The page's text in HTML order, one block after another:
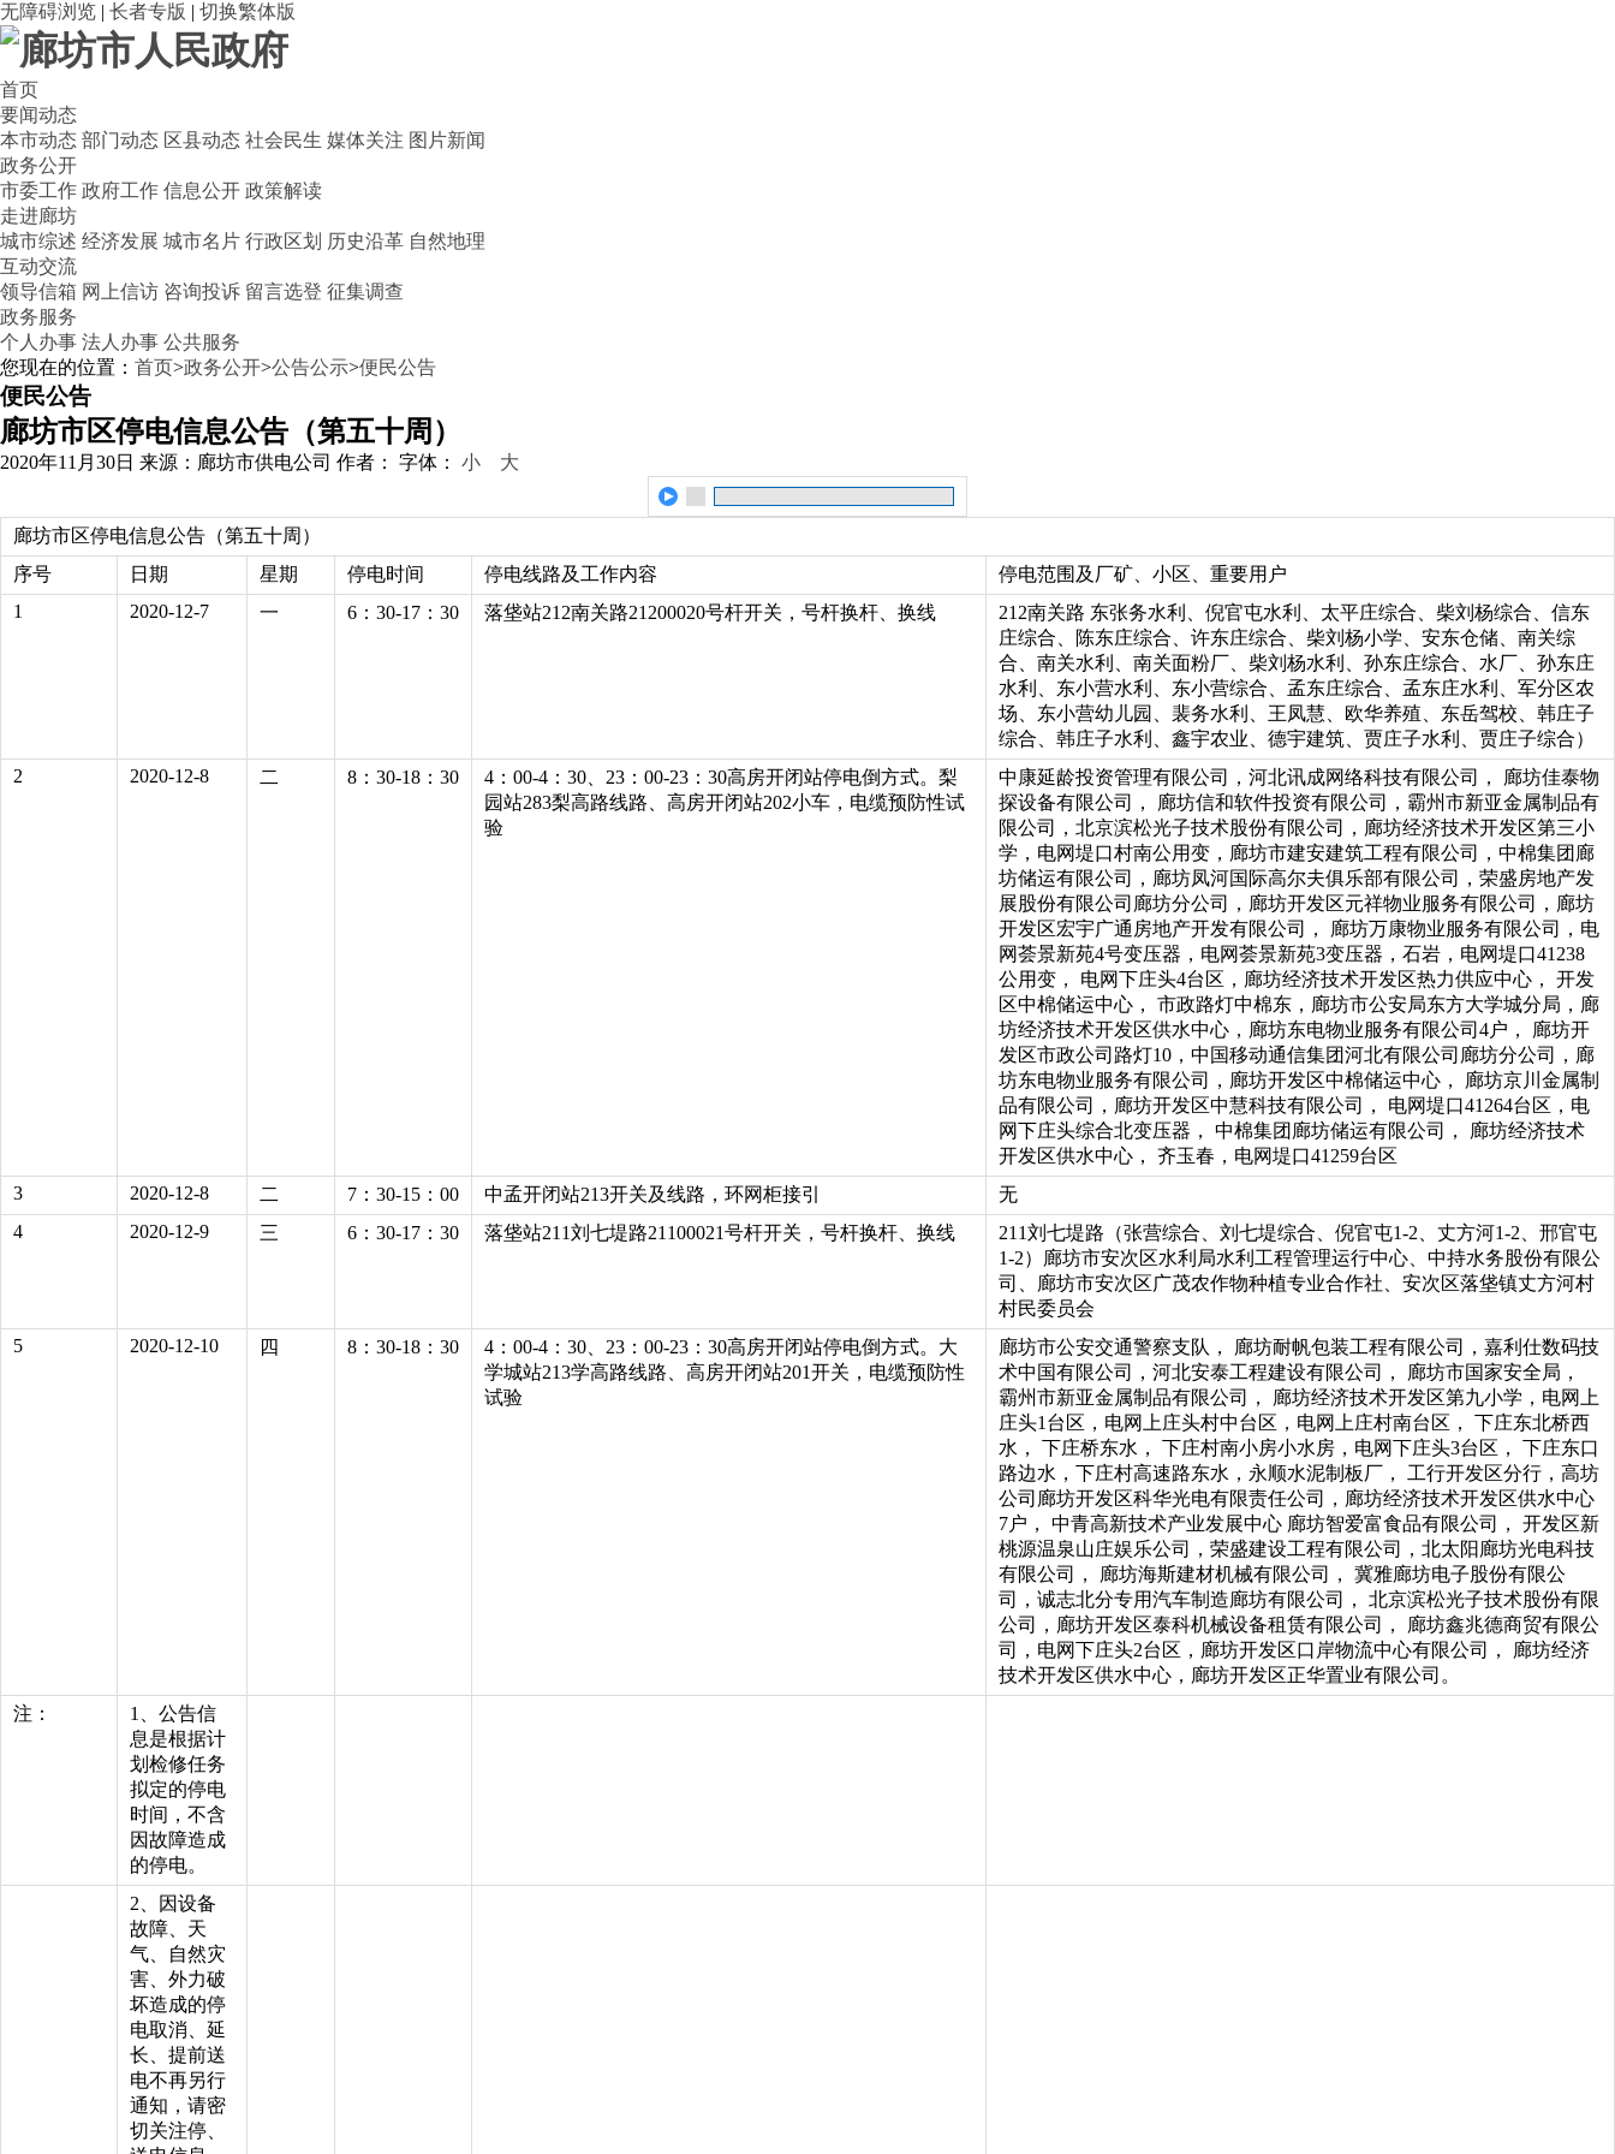
无障碍浏览 | 长者专版 | 切换繁体版
首页
要闻动态
本市动态 部门动态 区县动态 社会民生 媒体关注 图片新闻
政务公开
市委工作 政府工作 信息公开 政策解读
走进廊坊
城市综述 经济发展 城市名片 行政区划 历史沿革 自然地理
互动交流
领导信箱 网上信访 咨询投诉 留言选登 征集调查
政务服务
个人办事 法人办事 公共服务
您现在的位置： 首页>政务公开>公告公示>便民公告
便民公告
廊坊市区停电信息公告（第五十周）
2020年11月30日 来源：廊坊市供电公司 作者： 字体： 小 大
廊坊市区停电信息公告（第五十周）
序号
日期 星期 停电时间 停电线路及工作内容
停电范围及厂矿、小区、重要用户
1
2020-12-7 一 6：30-17：30 落垡站212南关路21200020号杆开关，号杆换杆、换线
212南关路 东张务水利、倪官屯水利、太平庄综合、柴刘杨综合、信东
庄综合、陈东庄综合、许东庄综合、柴刘杨小学、安东仓储、南关综
合、南关水利、南关面粉厂、柴刘杨水利、孙东庄综合、水厂、孙东庄
水利、东小营水利、东小营综合、孟东庄综合、孟东庄水利、军分区农
场、东小营幼儿园、裴务水利、王凤慧、欧华养殖、东岳驾校、韩庄子
综合、韩庄子水利、鑫宇农业、德宇建筑、贾庄子水利、贾庄子综合）
2
2020-12-8 二 8：30-18：30
4：00-4：30、23：00-23：30高房开闭站停电倒方式。梨
园站283梨高路线路、高房开闭站202小车，电缆预防性试
验
中康延龄投资管理有限公司，河北讯成网络科技有限公司， 廊坊佳泰物
探设备有限公司， 廊坊信和软件投资有限公司，霸州市新亚金属制品有
限公司，北京滨松光子技术股份有限公司，廊坊经济技术开发区第三小
学，电网堤口村南公用变，廊坊市建安建筑工程有限公司，中棉集团廊
坊储运有限公司，廊坊凤河国际高尔夫俱乐部有限公司，荣盛房地产发
展股份有限公司廊坊分公司，廊坊开发区元祥物业服务有限公司，廊坊
开发区宏宇广通房地产开发有限公司， 廊坊万康物业服务有限公司，电
网荟景新苑4号变压器，电网荟景新苑3变压器，石岩，电网堤口41238
公用变， 电网下庄头4台区，廊坊经济技术开发区热力供应中心， 开发
区中棉储运中心， 市政路灯中棉东，廊坊市公安局东方大学城分局，廊
坊经济技术开发区供水中心，廊坊东电物业服务有限公司4户， 廊坊开
发区市政公司路灯10，中国移动通信集团河北有限公司廊坊分公司，廊
坊东电物业服务有限公司，廊坊开发区中棉储运中心， 廊坊京川金属制
品有限公司，廊坊开发区中慧科技有限公司， 电网堤口41264台区，电
网下庄头综合北变压器， 中棉集团廊坊储运有限公司， 廊坊经济技术
开发区供水中心， 齐玉春，电网堤口41259台区
3
2020-12-8 二 7：30-15：00 中孟开闭站213开关及线路，环网柜接引
无
4
2020-12-9 三 6：30-17：30 落垡站211刘七堤路21100021号杆开关，号杆换杆、换线
211刘七堤路（张营综合、刘七堤综合、倪官屯1-2、丈方河1-2、邢官屯
1-2）廊坊市安次区水利局水利工程管理运行中心、中持水务股份有限公
司、廊坊市安次区广茂农作物种植专业合作社、安次区落垡镇丈方河村
村民委员会
5
2020-12-10 四 8：30-18：30
4：00-4：30、23：00-23：30高房开闭站停电倒方式。大
学城站213学高路线路、高房开闭站201开关，电缆预防性
试验
廊坊市公安交通警察支队， 廊坊耐帆包装工程有限公司，嘉利仕数码技
术中国有限公司，河北安泰工程建设有限公司， 廊坊市国家安全局，
霸州市新亚金属制品有限公司， 廊坊经济技术开发区第九小学，电网上
庄头1台区，电网上庄头村中台区，电网上庄村南台区， 下庄东北桥西
水， 下庄桥东水， 下庄村南小房小水房，电网下庄头3台区， 下庄东口
路边水，下庄村高速路东水，永顺水泥制板厂， 工行开发区分行，高坊
公司廊坊开发区科华光电有限责任公司，廊坊经济技术开发区供水中心
7户， 中青高新技术产业发展中心 廊坊智爱富食品有限公司， 开发区新
桃源温泉山庄娱乐公司，荣盛建设工程有限公司，北太阳廊坊光电科技
有限公司， 廊坊海斯建材机械有限公司， 冀雅廊坊电子股份有限公
司，诚志北分专用汽车制造廊坊有限公司， 北京滨松光子技术股份有限
公司，廊坊开发区泰科机械设备租赁有限公司， 廊坊鑫兆德商贸有限公
司，电网下庄头2台区，廊坊开发区口岸物流中心有限公司， 廊坊经济
技术开发区供水中心，廊坊开发区正华置业有限公司。
注：
1、公告信
息是根据计
划检修任务
拟定的停电
时间，不含
因故障造成
的停电。
2、因设备
故障、天
气、自然灾
害、外力破
坏造成的停
电取消、延
长、提前送
电不再另行
通知，请密
切关注停、